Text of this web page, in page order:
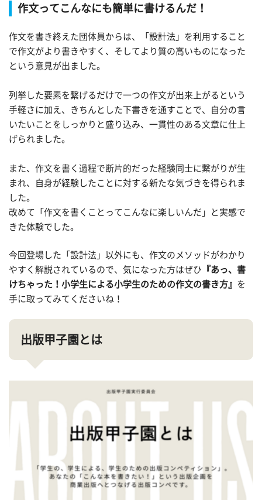
作文ってこんなにも簡単に書けるんだ！
作文を書き終えた団体員からは、「設計法」を利用すること
で作文がより書きやすく、そしてより質の高いものになった
という意見が出ました。
列挙した要素を繋げるだけで一つの作文が出来上がるという
手軽さに加え、きちんとした下書きを通すことで、自分の言
いたいことをしっかりと盛り込み、一貫性のある文章に仕上
げられました。
また、作文を書く過程で断片的だった経験同士に繋がりが生
まれ、自身が経験したことに対する新たな気づきを得られま
した。
改めて「作文を書くことってこんなに楽しいんだ」と実感で
きた体験でした。
今回登場した「設計法」以外にも、作文のメソッドがわかり
やすく解説されているので、気になった方はぜひ 『あっ、書
けちゃった！小学生による小学生のための作文の書き方』 を
手に取ってみてくださいね！
出版甲子園とは